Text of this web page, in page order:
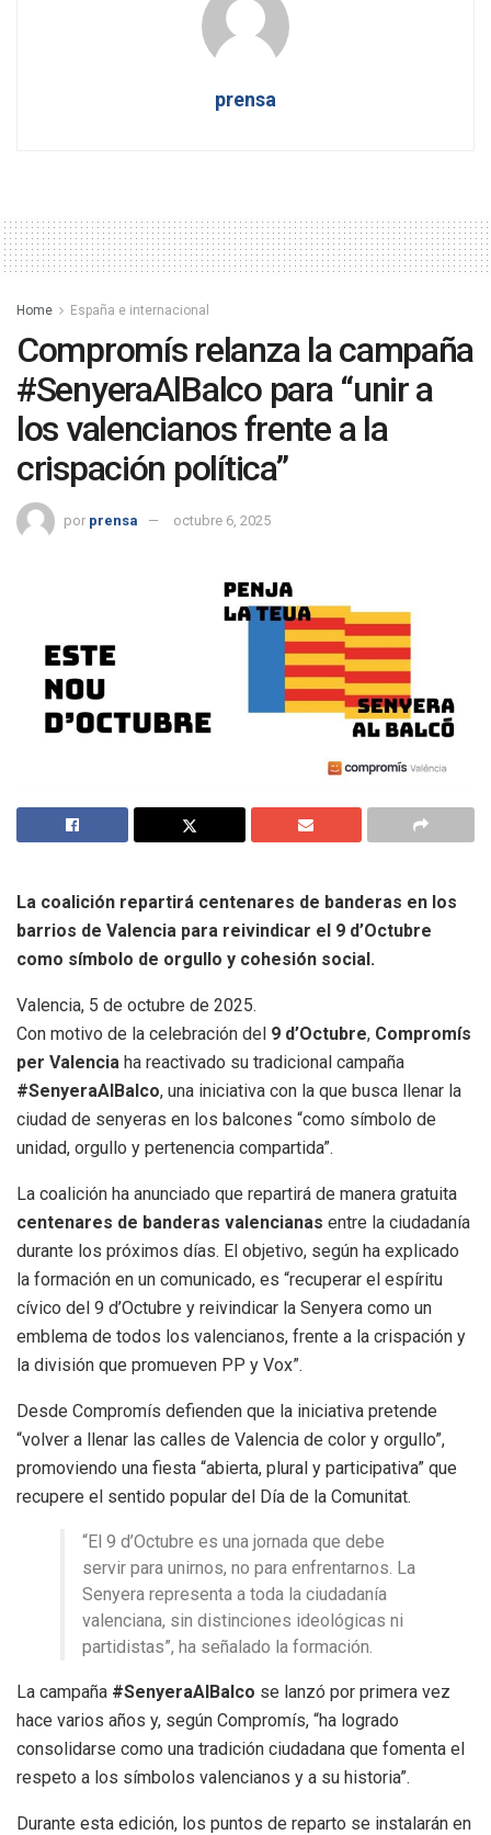
prensa
Home España e internacional
Compromís relanza la campaña
#SenyeraAlBalco para “unir a
los valencianos frente a la
crispación política”
por prensa octubre 6, 2025
La coalición repartirá centenares de banderas en los
barrios de Valencia para reivindicar el 9 d’Octubre
como símbolo de orgullo y cohesión social.
Valencia, 5 de octubre de 2025.
Con motivo de la celebración del 9 d’Octubre, Compromís
per Valencia ha reactivado su tradicional campaña
#SenyeraAlBalco, una iniciativa con la que busca llenar la
ciudad de senyeras en los balcones “como símbolo de
unidad, orgullo y pertenencia compartida”.
La coalición ha anunciado que repartirá de manera gratuita
centenares de banderas valencianas entre la ciudadanía
durante los próximos días. El objetivo, según ha explicado
la formación en un comunicado, es “recuperar el espíritu
cívico del 9 d’Octubre y reivindicar la Senyera como un
emblema de todos los valencianos, frente a la crispación y
la división que promueven PP y Vox”.
Desde Compromís defienden que la iniciativa pretende
“volver a llenar las calles de Valencia de color y orgullo”,
promoviendo una fiesta “abierta, plural y participativa” que
recupere el sentido popular del Día de la Comunitat.
“El 9 d’Octubre es una jornada que debe
servir para unirnos, no para enfrentarnos. La
Senyera representa a toda la ciudadanía
valenciana, sin distinciones ideológicas ni
partidistas”, ha señalado la formación.
La campaña #SenyeraAlBalco se lanzó por primera vez
hace varios años y, según Compromís, “ha logrado
consolidarse como una tradición ciudadana que fomenta el
respeto a los símbolos valencianos y a su historia”.
Durante esta edición, los puntos de reparto se instalarán en